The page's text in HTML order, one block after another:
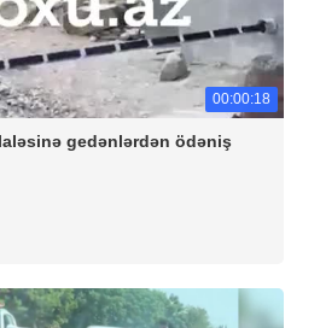
00:00:18
gedənlərdən ödəniş